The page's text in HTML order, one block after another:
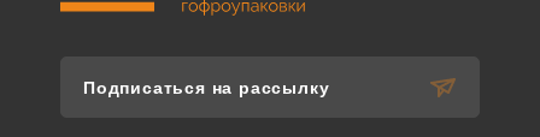
Подписаться на рассылку